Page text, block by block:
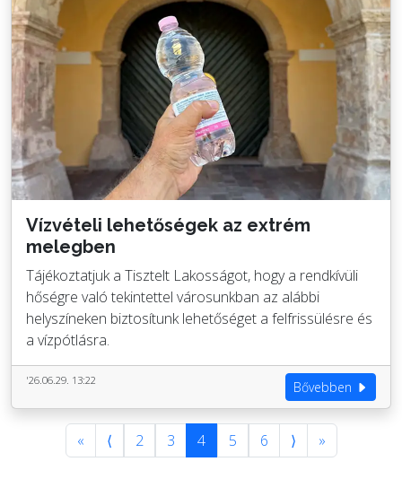
Vízvételi lehetőségek az extrém
melegben
Tájékoztatjuk a Tisztelt Lakosságot, hogy a rendkívüli
hőségre való tekintettel városunkban az alábbi
helyszíneken biztosítunk lehetőséget a felfrissülésre és
a vízpótlásra.
'26.06.29. 13:22 Bővebben
« ⟨ 2 3 4 5 6 ⟩ »